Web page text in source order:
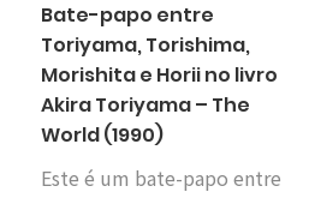
Bate-papo entre
Toriyama, Torishima,
Morishita e Horii no livro
Akira Toriyama – The
World (1990)
Este é um bate-papo entre